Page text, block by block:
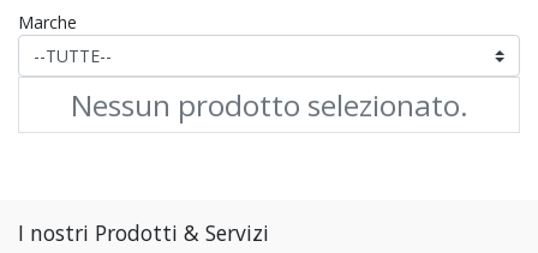
Marche
Nessun prodotto selezionato.
I nostri Prodotti & Servizi